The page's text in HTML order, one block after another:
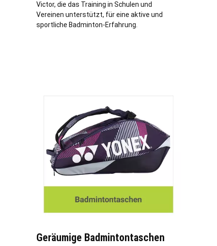
Victor, die das Training in Schulen und
Vereinen unterstützt, für eine aktive und
sportliche Badminton-Erfahrung.
Geräumige Badmintontaschen